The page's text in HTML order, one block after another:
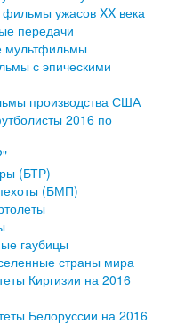
ужасов XX века
передачи
мультфильмы
с эпическими
производства США
2016 по
(БТР)
(БМП)
гаубицы
страны мира
Киргизии на 2016
Белоруссии на 2016